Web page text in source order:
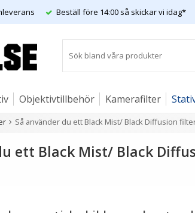
Beställ före 14:00 så skickar vi idag*
Objektivtillbehör Kamerafilter
Så använder du ett Black Mist/ Black Diffusion
ett Black Mist/ Black